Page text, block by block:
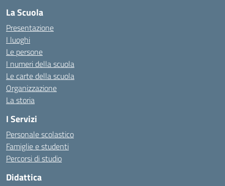
La Scuola
Presentazione
I luoghi
Le persone
I numeri della scuola
Le carte della scuola
Organizzazione
La storia
I Servizi
Personale scolastico
Famiglie e studenti
Percorsi di studio
Didattica